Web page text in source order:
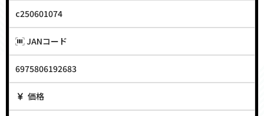
c250601074
JANコード
6975806192683
価格